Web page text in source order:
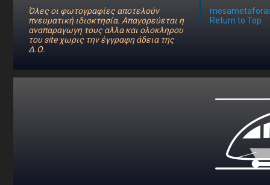
Όλες οι φωτογραφίες αποτελούν
πνευματική ιδιοκτησία. Απαγορεύεται η
αναπαραγωγη τους αλλα και ολοκληρου
του site χωρις την έγγραφη άδεια της
Δ.Ο.
Return to Top